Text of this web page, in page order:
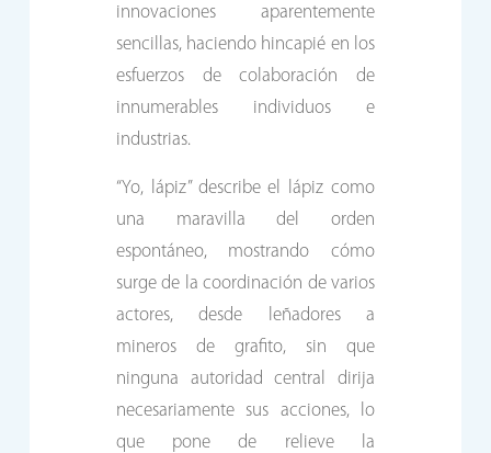
innovaciones aparentemente
sencillas, haciendo hincapié en los
esfuerzos de colaboración de
innumerables individuos e
industrias.
“Yo, lápiz” describe el lápiz como
una maravilla del orden
espontáneo, mostrando cómo
surge de la coordinación de varios
actores, desde leñadores a
mineros de grafito, sin que
ninguna autoridad central dirija
necesariamente sus acciones, lo
que pone de relieve la